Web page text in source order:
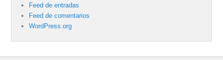
Feed de entradas
Feed de comentarios
WordPress.org